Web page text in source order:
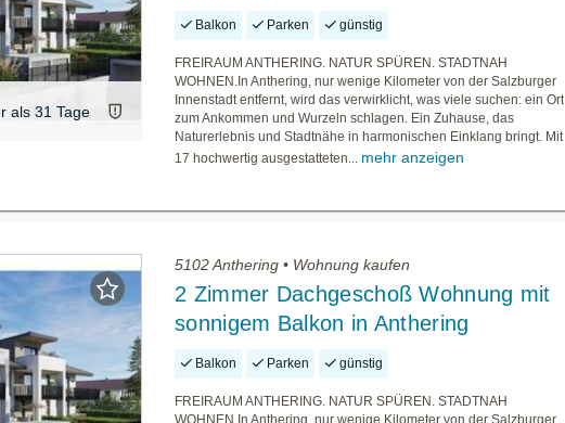
als 31 Tage
Balkon Parken günstig
FREIRAUM ANTHERING. NATUR SPÜREN. STADTNAH
WOHNEN.In Anthering, nur wenige Kilometer von der Salzburger
Innenstadt entfernt, wird das verwirklicht, was viele suchen: ein Ort
zum Ankommen und Wurzeln schlagen. Ein Zuhause, das
Naturerlebnis und Stadtnähe in harmonischen Einklang bringt. Mit
17 hochwertig ausgestatteten... mehr anzeigen
5102 Anthering • Wohnung kaufen
2 Zimmer Dachgeschoß Wohnung mit
sonnigem Balkon in Anthering
Balkon Parken günstig
FREIRAUM ANTHERING. NATUR SPÜREN. STADTNAH
WOHNEN.In Anthering, nur wenige Kilometer von der Salzburger